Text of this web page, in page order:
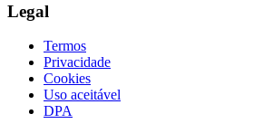
Legal
Termos
Privacidade
Cookies
Uso aceitável
DPA